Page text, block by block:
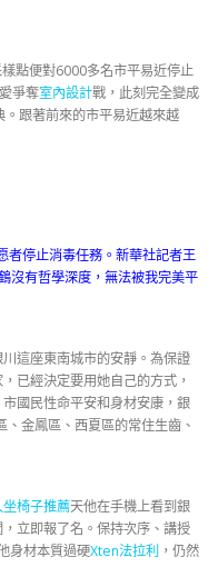
點便對6000多名市平易近停止
爭奪室內設計戰，此刻完全變成
跟著前來的市平易近越來越
者停止消毒任務。新華社記者王
沒有哲學深度，無法被我完美平
這座東南城市的安靜。為保證
已經決定要用她自己的方式，
市國民性命平安和身材安康，銀
金鳳區、西夏區的常住生齒、
坐椅子推薦天他在手機上看到銀
立即報了名。保持次序、講授
身材本質過硬Xten法拉利 ，仍然